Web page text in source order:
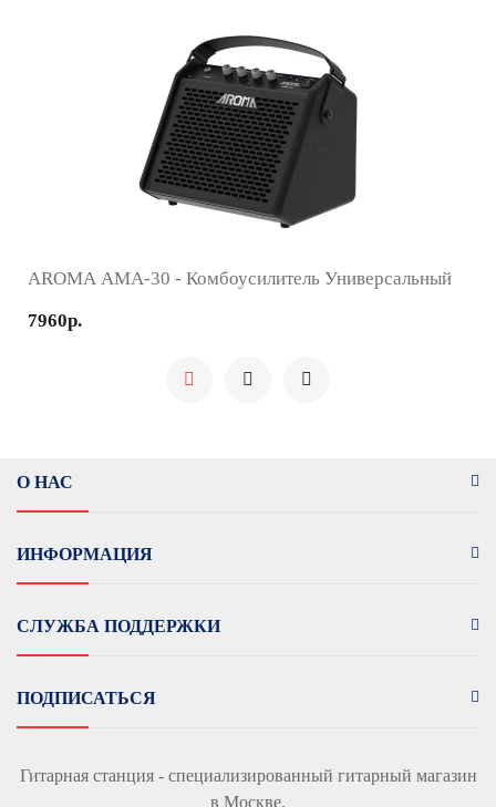
AROMA AMA-30 - Комбоусилитель Универсальный
7960р.
О НАС
ИНФОРМАЦИЯ
СЛУЖБА ПОДДЕРЖКИ
ПОДПИСАТЬСЯ
Гитарная станция - специализированный гитарный магазин
в Москве.